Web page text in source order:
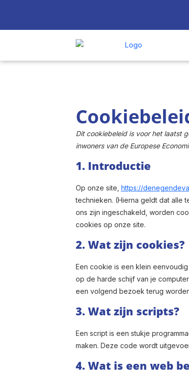
Dit cookiebeleid is voor het laatst
inwoners van de Europese
1. Introductie
Op onze site, https://
technieken. (Hierna geldt dat alle
ons zijn ingeschakeld, worden
cookies op onze site.
2. Wat zijn cookies?
Een cookie is een klein
op de harde schijf van je
een volgend bezoek terug
3. Wat zijn scripts?
Een script is een stukje
maken. Deze code wordt
4. Wat is een web